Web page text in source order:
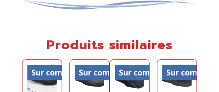
Produits similaires
Sur commandeSur commandeSur commande
Sur